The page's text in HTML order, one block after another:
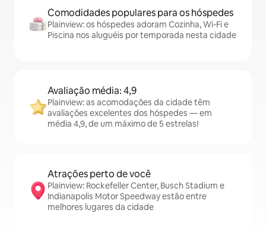
Comodidades populares para os hóspedes
Plainview: os hóspedes adoram Cozinha, Wi-Fi e
Piscina nos aluguéis por temporada nesta cidade
Avaliação média: 4,9
Plainview: as acomodações da cidade têm
avaliações excelentes dos hóspedes — em
média 4,9, de um máximo de 5 estrelas!
Atrações perto de você
Plainview: Rockefeller Center, Busch Stadium e
Indianapolis Motor Speedway estão entre
melhores lugares da cidade